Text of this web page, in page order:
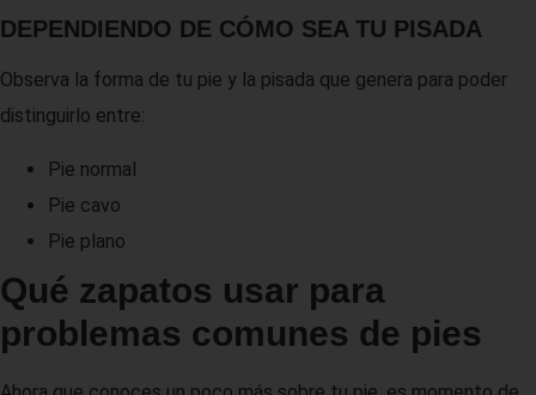
DEPENDIENDO DE CÓMO SEA TU PISADA
Observa la forma de tu pie y la pisada que genera para poder
distinguirlo entre:
Pie normal
Pie cavo
Pie plano
Qué zapatos usar para
problemas comunes de pies